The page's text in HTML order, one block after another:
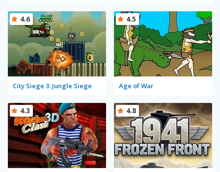
City Siege 3: Jungle Siege
4.6
Age of War
4.5
4.3 4.8